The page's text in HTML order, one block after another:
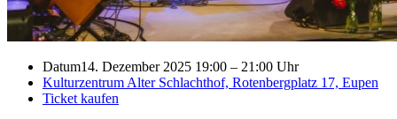
Datum14. Dezember 2025 19:00 – 21:00 Uhr
Kulturzentrum Alter Schlachthof, Rotenbergplatz 17, Eupen
Ticket kaufen